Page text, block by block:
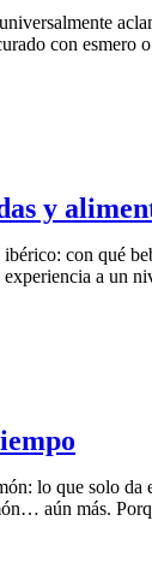
con esmero
y
con qué
a un
que solo da
aún más.